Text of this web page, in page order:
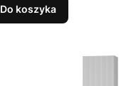
Do koszyka